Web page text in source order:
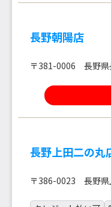
長野朝陽店
〒381-0006 長野県
長野上田二の丸
〒386-0023 長野県